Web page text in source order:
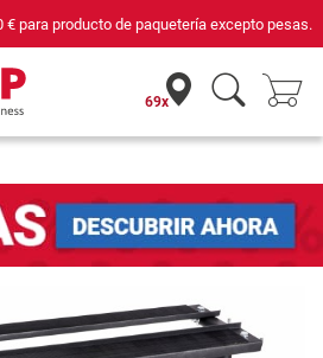
Fitshop, comercio con sello de Confianza
69x